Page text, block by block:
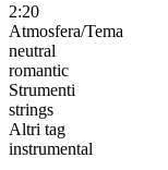
2:20
Atmosfera/Tema
neutral
romantic
Strumenti
strings
Altri tag
instrumental